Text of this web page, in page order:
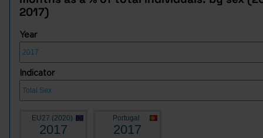
2017)
Year
Indicator
EU27 (2020)
2017
Portugal
2017